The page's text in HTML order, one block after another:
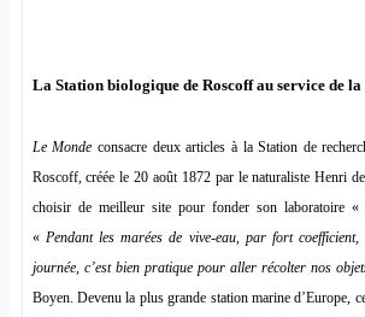
La Station biologique de Roscoff au service de la
Le Monde consacre deux articles à la Station de
Roscoff, créée le 20 août 1872 par le naturaliste Henri
choisir de meilleur site pour fonder son laboratoire «
« Pendant les marées de vive-eau, par fort
journée, c’est bien pratique pour aller récolter nos
Boyen. Devenu la plus grande station marine d’Europe,